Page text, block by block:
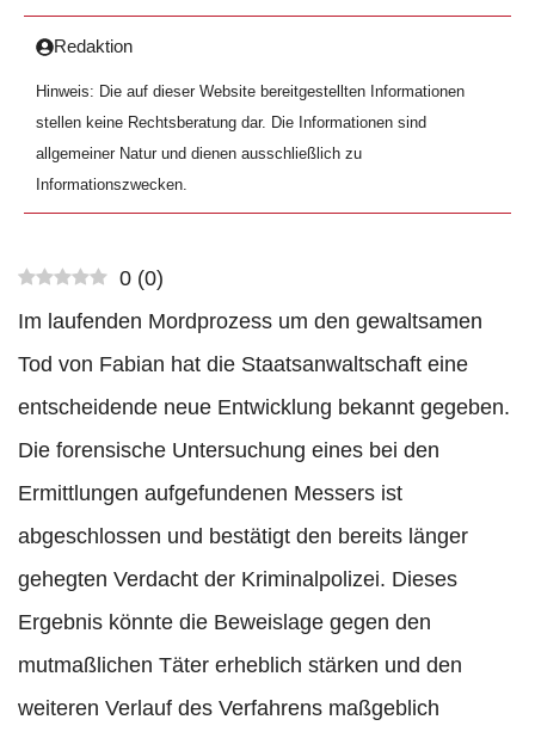
Redaktion
Hinweis: Die auf dieser Website bereitgestellten Informationen
stellen keine Rechtsberatung dar. Die Informationen sind
allgemeiner Natur und dienen ausschließlich zu
Informationszwecken.
0 (0)
Im laufenden Mordprozess um den gewaltsamen
Tod von Fabian hat die Staatsanwaltschaft eine
entscheidende neue Entwicklung bekannt gegeben.
Die forensische Untersuchung eines bei den
Ermittlungen aufgefundenen Messers ist
abgeschlossen und bestätigt den bereits länger
gehegten Verdacht der Kriminalpolizei. Dieses
Ergebnis könnte die Beweislage gegen den
mutmaßlichen Täter erheblich stärken und den
weiteren Verlauf des Verfahrens maßgeblich